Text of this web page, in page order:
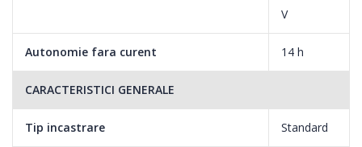
V
Autonomie fara curent 14 h
CARACTERISTICI GENERALE
Tip incastrare Standard